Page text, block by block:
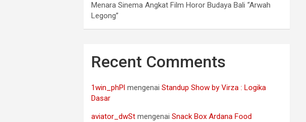
Menara Sinema Angkat Film Horor Budaya Bali “Arwah
Legong”
Recent Comments
1win_phPl mengenaiStandup Show by Virza : Logika
Dasar
aviator_dwSt mengenaiSnack Box Ardana Food